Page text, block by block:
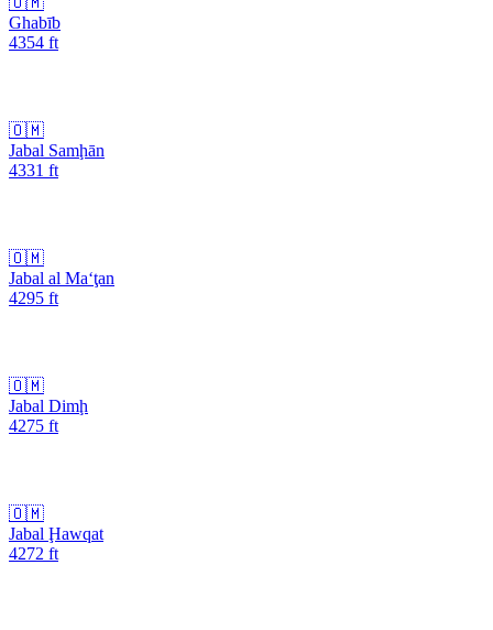
Ghabīb
4354 ft
🇴🇲
Jabal Samḩān
4331 ft
🇴🇲
Jabal al Ma‘ţan
4295 ft
🇴🇲
Jabal Dimḩ
4275 ft
🇴🇲
Jabal Ḩawqat
4272 ft